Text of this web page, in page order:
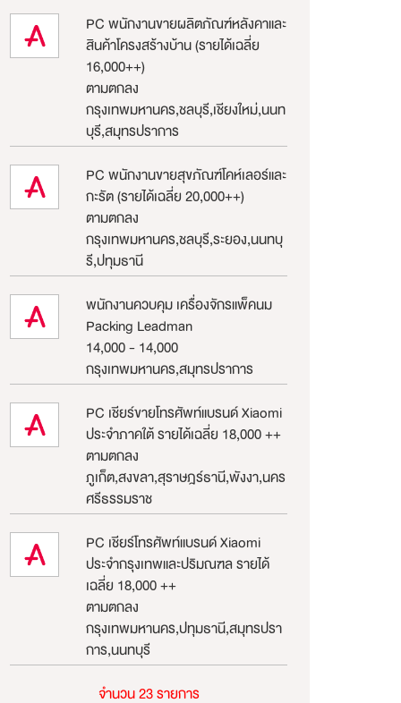
PC พนักงานขายผลิตภัณฑ์หลังคาและ
สินค้าโครงสร้างบ้าน (รายได้เฉลี่ย
16,000++)
ตามตกลง
กรุงเทพมหานคร,ชลบุรี,เชียงใหม่,นนท
บุรี,สมุทรปราการ
PC พนักงานขายสุขภัณฑ์โคห์เลอร์และ
กะรัต (รายได้เฉลี่ย 20,000++)
ตามตกลง
กรุงเทพมหานคร,ชลบุรี,ระยอง,นนทบุ
รี,ปทุมธานี
พนักงานควบคุม เครื่องจักรแพ็คนม
Packing Leadman
14,000 - 14,000
กรุงเทพมหานคร,สมุทรปราการ
PC เชียร์ขายโทรศัพท์แบรนด์ Xiaomi
ประจำภาคใต้ รายได้เฉลี่ย 18,000 ++
ตามตกลง
ภูเก็ต,สงขลา,สุราษฎร์ธานี,พังงา,นคร
ศรีธรรมราช
PC เชียร์โทรศัพท์แบรนด์ Xiaomi
ประจำกรุงเทพและปริมณฑล รายได้
เฉลี่ย 18,000 ++
ตามตกลง
กรุงเทพมหานคร,ปทุมธานี,สมุทรปรา
การ,นนทบุรี
จำนวน 23 รายการ